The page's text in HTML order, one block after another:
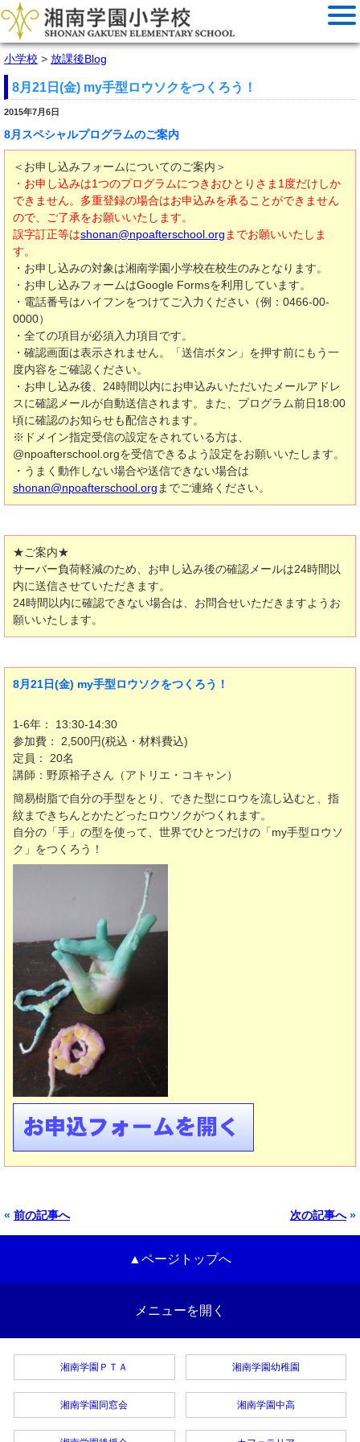
小学校 > 放課後Blog
8月21日(金) my手型ロウソクをつくろう！
2015年7月6日
8月スペシャルプログラムのご案内
＜お申し込みフォームについてのご案内＞
・お申し込みは1つのプログラムにつきおひとりさま1度だけしか
できません。多重登録の場合はお申込みを承ることができません
ので、ご了承をお願いいたします。
誤字訂正等はshonan@npoafterschool.org までお願いいたしま
す。
・お申し込みの対象は湘南学園小学校在校生のみとなります。
・お申し込みフォームはGoogle Formsを利用しています。
・電話番号はハイフンをつけてご入力ください（例：0466-00-
0000）
・全ての項目が必須入力項目です。
・確認画面は表示されません。「送信ボタン」を押す前にもう一
度内容をご確認ください。
・お申し込み後、24時間以内にお申込みいただいたメールアドレ
スに確認メールが自動送信されます。また、プログラム前日18:00
頃に確認のお知らせも配信されます。
※ドメイン指定受信の設定をされている方は、
@npoafterschool.orgを受信できるよう設定をお願いいたします。
・うまく動作しない場合や送信できない場合は
shonan@npoafterschool.org までご連絡ください。
★ご案内★
サーバー負荷軽減のため、お申し込み後の確認メールは24時間以
内に送信させていただきます。
24時間以内に確認できない場合は、お問合せいただきますようお
願いいたします。
8月21日(金) my手型ロウソクをつくろう！
1-6年： 13:30-14:30
参加費： 2,500円(税込・材料費込)
定員： 20名
講師：野原裕子さん（アトリエ・コキャン）
簡易樹脂で自分の手型をとり、できた型にロウを流し込むと、指
紋まできちんとかたどったロウソクがつくれます。
自分の「手」の型を使って、世界でひとつだけの「my手型ロウソ
ク」をつくろう！
« 前の記事へ 次の記事へ»
▲ページトップへ
メニューを開く
湘南学園ＰＴＡ
湘南学園同窓会
湘南学園幼稚園
湘南学園中高